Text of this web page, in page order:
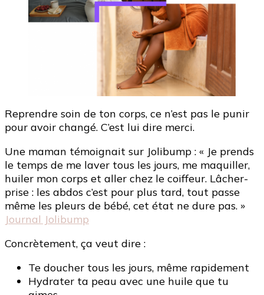
Reprendre soin de ton corps, ce n’est pas le punir
pour avoir changé. C’est lui dire merci.
Une maman témoignait sur Jolibump : « Je prends
le temps de me laver tous les jours, me maquiller,
huiler mon corps et aller chez le coiffeur. Lâcher-
prise : les abdos c’est pour plus tard, tout passe
même les pleurs de bébé, cet état ne dure pas. »
Journal Jolibump
Concrètement, ça veut dire :
Te doucher tous les jours, même rapidement
Hydrater ta peau avec une huile que tu